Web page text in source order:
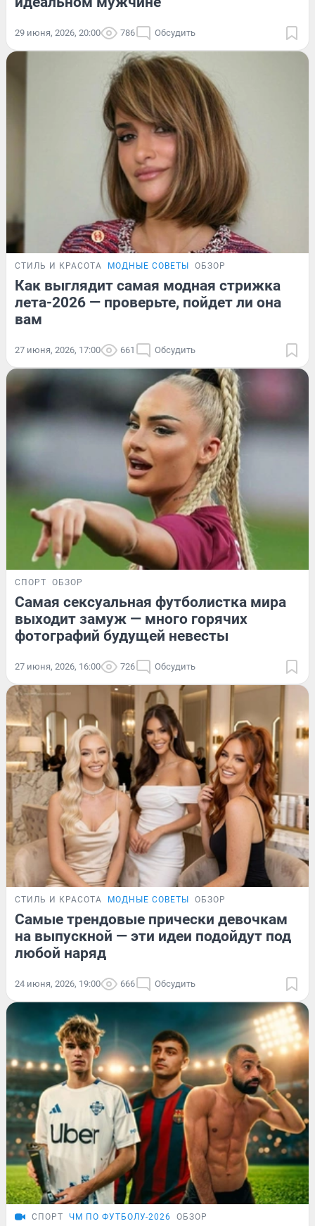
29 июня, 2026, 20:00 786 Обсудить
СТИЛЬ И КРАСОТА МОДНЫЕ СОВЕТЫ ОБЗОР
Как выглядит самая модная стрижка
лета-2026 — проверьте, пойдет ли она
вам
27 июня, 2026, 17:00 661 Обсудить
СПОРТ ОБЗОР
Самая сексуальная футболистка мира
выходит замуж — много горячих
фотографий будущей невесты
27 июня, 2026, 16:00 726 Обсудить
СТИЛЬ И КРАСОТА МОДНЫЕ СОВЕТЫ ОБЗОР
Самые трендовые прически девочкам
на выпускной — эти идеи подойдут под
любой наряд
24 июня, 2026, 19:00 666 Обсудить
СПОРТ ЧМ ПО ФУТБОЛУ-2026 ОБЗОР